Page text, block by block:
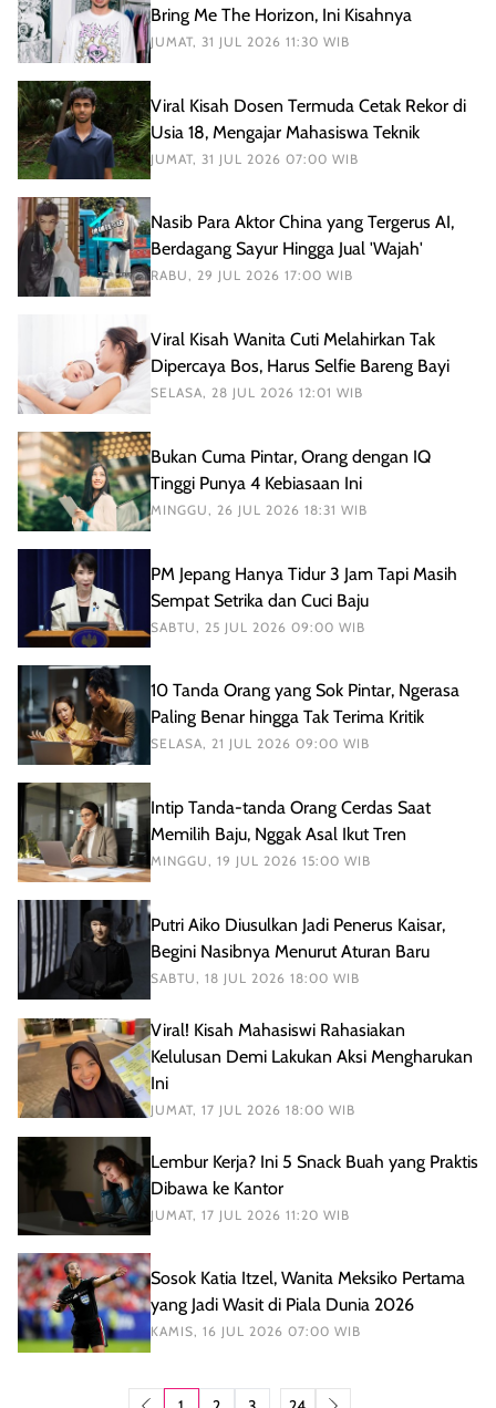
Bring Me The Horizon, Ini Kisahnya
JUMAT, 31 JUL 2026 11:30 WIB
Viral Kisah Dosen Termuda Cetak Rekor di
Usia 18, Mengajar Mahasiswa Teknik
JUMAT, 31 JUL 2026 07:00 WIB
Nasib Para Aktor China yang Tergerus AI,
Berdagang Sayur Hingga Jual 'Wajah'
RABU, 29 JUL 2026 17:00 WIB
Viral Kisah Wanita Cuti Melahirkan Tak
Dipercaya Bos, Harus Selfie Bareng Bayi
SELASA, 28 JUL 2026 12:01 WIB
Bukan Cuma Pintar, Orang dengan IQ
Tinggi Punya 4 Kebiasaan Ini
MINGGU, 26 JUL 2026 18:31 WIB
PM Jepang Hanya Tidur 3 Jam Tapi Masih
Sempat Setrika dan Cuci Baju
SABTU, 25 JUL 2026 09:00 WIB
10 Tanda Orang yang Sok Pintar, Ngerasa
Paling Benar hingga Tak Terima Kritik
SELASA, 21 JUL 2026 09:00 WIB
Intip Tanda-tanda Orang Cerdas Saat
Memilih Baju, Nggak Asal Ikut Tren
MINGGU, 19 JUL 2026 15:00 WIB
Putri Aiko Diusulkan Jadi Penerus Kaisar,
Begini Nasibnya Menurut Aturan Baru
SABTU, 18 JUL 2026 18:00 WIB
Viral! Kisah Mahasiswi Rahasiakan
Kelulusan Demi Lakukan Aksi Mengharukan
Ini
JUMAT, 17 JUL 2026 18:00 WIB
Lembur Kerja? Ini 5 Snack Buah yang Praktis
Dibawa ke Kantor
JUMAT, 17 JUL 2026 11:20 WIB
Sosok Katia Itzel, Wanita Meksiko Pertama
yang Jadi Wasit di Piala Dunia 2026
KAMIS, 16 JUL 2026 07:00 WIB